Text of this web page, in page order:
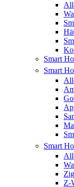
Smart
Smart
Smart
Z-